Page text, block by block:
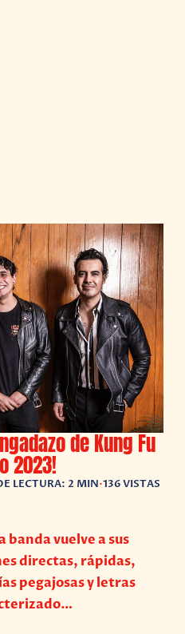
de Kung Fu
2023!
LECTURA: 2 MIN•136 VISTAS
banda vuelve a sus
directas, rápidas,
pegajosas y letras